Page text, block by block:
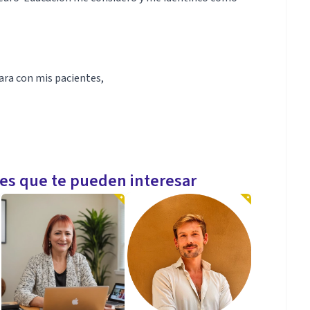
con mis pacientes,
que te pueden interesar